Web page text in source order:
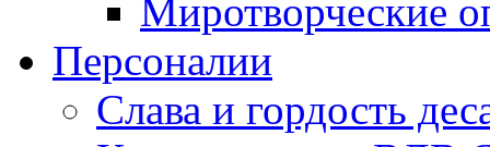
Миротворческие
Персоналии
Слава и гордость